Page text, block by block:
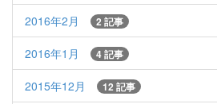
2016年2月 2 記事
2016年1月 4 記事
2015年12月 12 記事